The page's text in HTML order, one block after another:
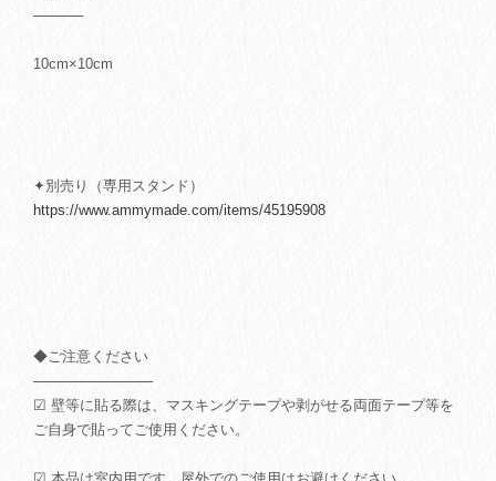
─────
10cm×10cm
✦別売り（専用スタンド）
https://www.ammymade.com/items/45195908
◆ご注意ください
────────────
☑ 壁等に貼る際は、マスキングテープや剥がせる両面テープ等を
ご自身で貼ってご使用ください。